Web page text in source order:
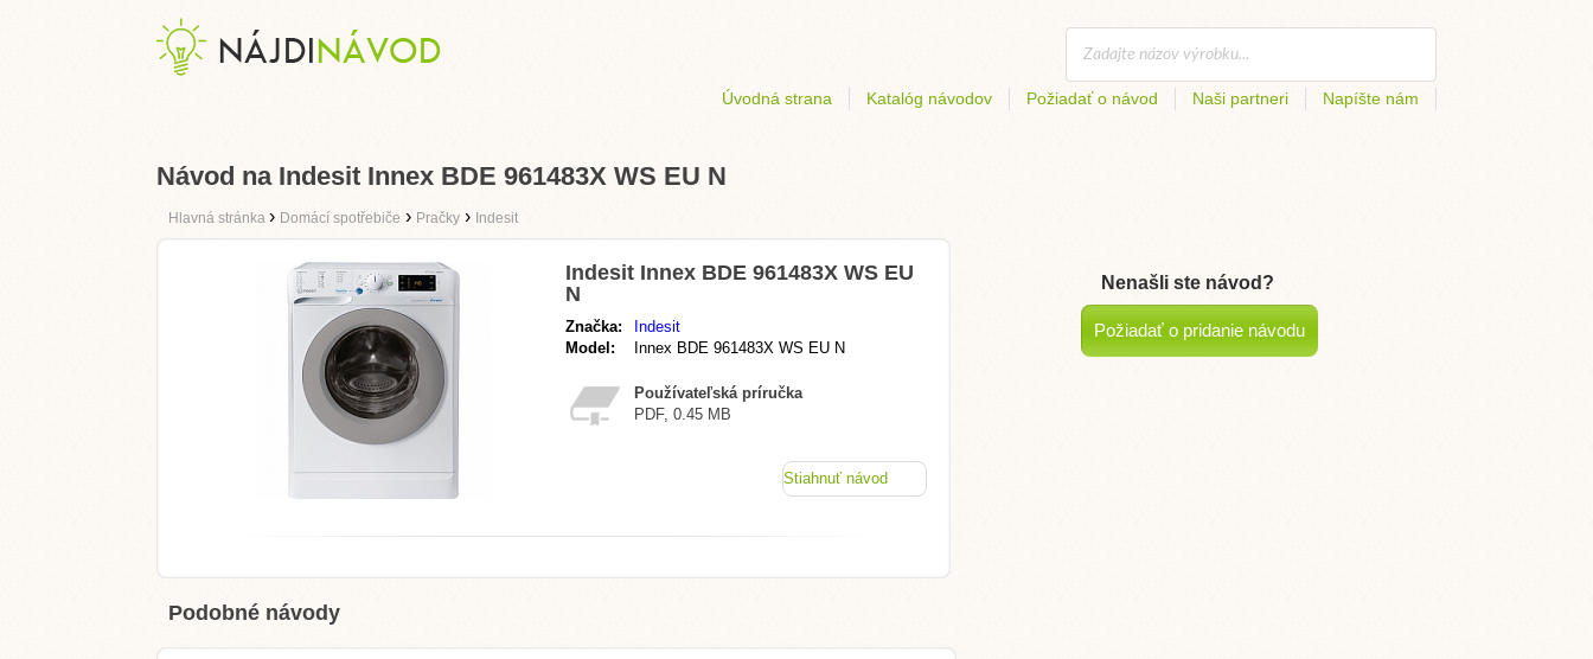
Úvodná strana Katalóg návodov Požiadať o návod Naši partneri Napíšte nám
Návod na Indesit Innex BDE 961483X WS EU N
Hlavná stránka › Domácí spotřebiče › Pračky › Indesit
Indesit Innex BDE 961483X WS EU
N
Značka:
Indesit
Model:
Innex BDE 961483X WS EU N
Používateľská príručka
PDF, 0.45 MB
Stiahnuť návod
Podobné návody
Nenašli ste návod?
Požiadať o pridanie návodu